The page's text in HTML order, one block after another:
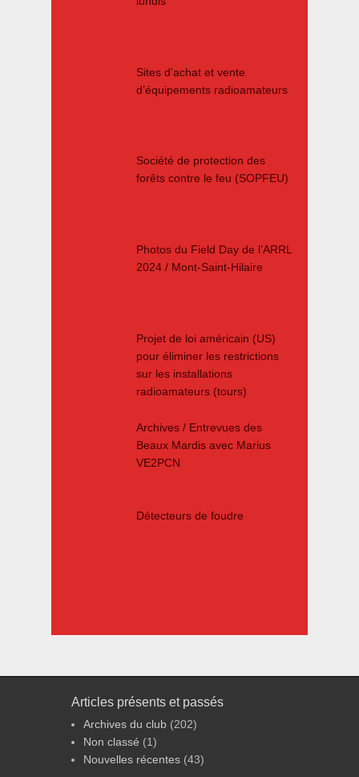
Sites d’achat et vente
d’équipements radioamateurs
Société de protection des
forêts contre le feu (SOPFEU)
Photos du Field Day de l’ARRL
2024 / Mont-Saint-Hilaire
Projet de loi américain (US)
pour éliminer les restrictions
sur les installations
radioamateurs (tours)
Archives / Entrevues des
Beaux Mardis avec Marius
VE2PCN
Détecteurs de foudre
Articles présents et passés
Archives du club (202)
Non classé (1)
Nouvelles récentes (43)